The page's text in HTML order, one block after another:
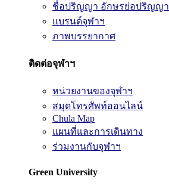
ชื่อปริญญา อักษรย่อปริญญา
แบรนด์จุฬาฯ
ภาพบรรยากาศ
ติดต่อจุฬาฯ
หน่วยงานของจุฬาฯ
สมุดโทรศัพท์ออนไลน์
Chula Map
แผนที่และการเดินทาง
ร่วมงานกับจุฬาฯ
Green University